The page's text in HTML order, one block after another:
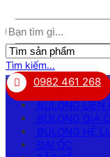
Tìm kiếm...
0982 461 268
DANH MỤC SẢN
BULONG LIÊN
BULONG GIA
BULONG HỆ
ĐAI ỐC